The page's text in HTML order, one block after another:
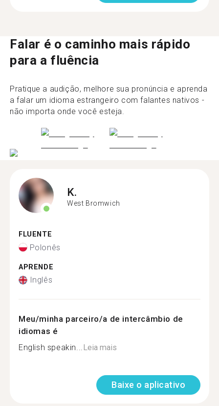
Falar é o caminho mais rápido
para a fluência
Pratique a audição, melhore sua pronúncia e aprenda
a falar um idioma estrangeiro com falantes nativos -
não importa onde você esteja.
K.
West Bromwich
FLUENTE
Polonês
APRENDE
Inglês
Meu/minha parceiro/a de intercâmbio de
idiomas é
English speakin...Leia mais
Baixe o aplicativo